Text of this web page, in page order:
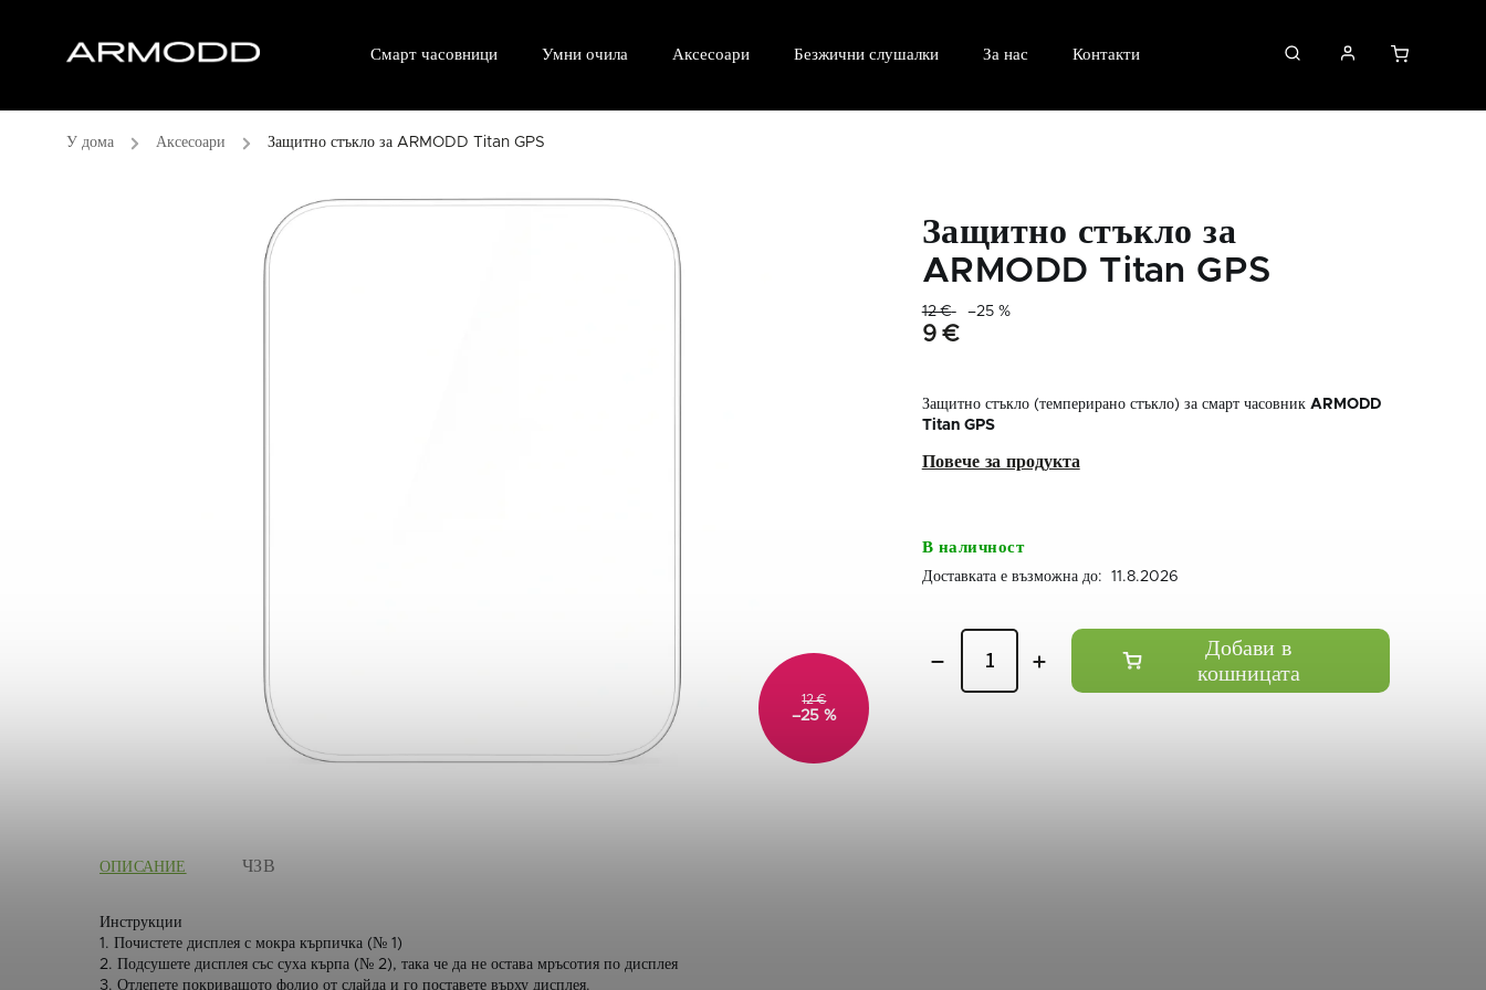
Смарт часовници Умни очила Аксесоари Безжични слушалки За нас Контакти
/ Аксесоари / Защитно стъкло за ARMODD Titan GPS
12 €
–25 %
Защитно стъкло за
ARMODD Titan GPS
12 € –25 %
9 €
Защитно стъкло (темперирано стъкло) за смарт часовник ARMODD
Titan GPS
В наличност
11.8.2026
ОПИСАНИЕ
Инструкции
1. Почистете дисплея с мокра кърпичка (№ 1)
2. Подсушете дисплея със суха кърпа (№ 2), така че да не остава мръсотия по дисплея
3. Отлепете покриващото фолио от слайда и го поставете върху дисплея.